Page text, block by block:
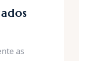
as